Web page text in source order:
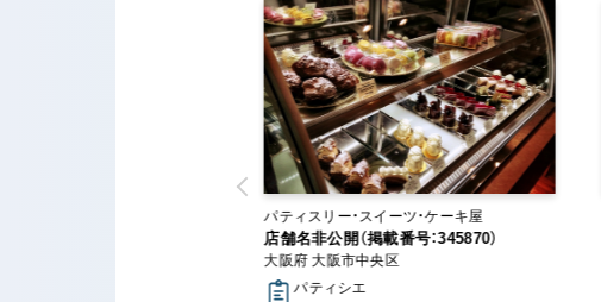
パティスリー・スイーツ・ケーキ屋
店舗名非公開（掲載番号：345870）
大阪府 大阪市中央区
パティシエ